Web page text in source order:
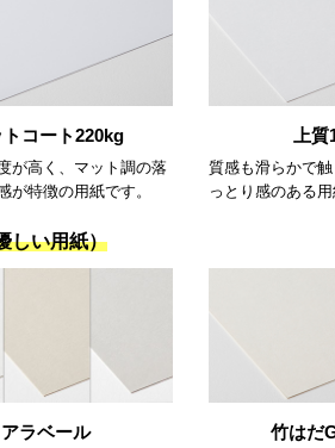
トコート220kg
が高く、マット調の落
が特徴の用紙です。
上
質感も滑らかで
っとり感のある用
しい用紙）
アラベール 竹はだ